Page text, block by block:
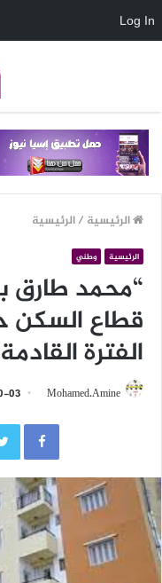
الرئيسية /الرئيسية
الرئيسية وطني
“محمد طارق
قطاع السكن
الفترة القادمة
Mohamed.Amine
03
Log In